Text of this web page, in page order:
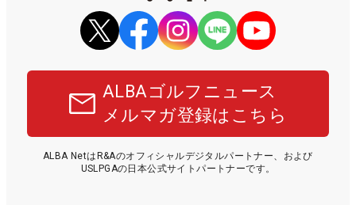
ALBAゴルフニュース
メルマガ登録はこちら
ALBA NetはR&Aのオフィシャルデジタルパートナー、および
USLPGAの日本公式サイトパートナーです。